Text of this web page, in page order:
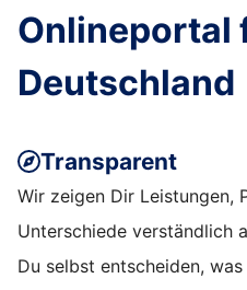
Onlineportal
Deutschland
Transparent
Wir zeigen Dir Leistungen,
Unterschiede verständlich
Du selbst entscheiden,